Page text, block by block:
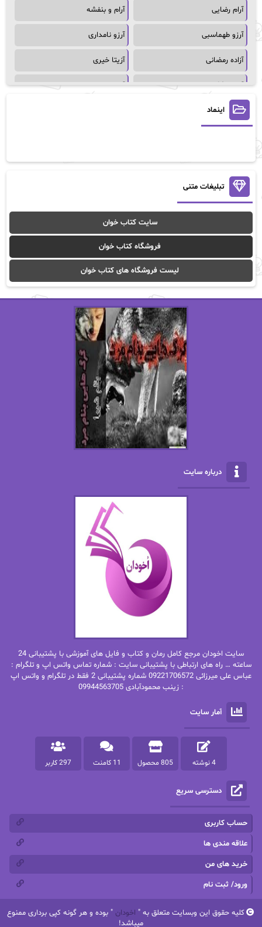
آرام رضایی آرام و بنفشه
آرزو طهماسبی آرزو نامداری
آزاده رمضانی آزیتا خیری
آسمان64 آسمان۶۵
آسیه احمدی
آن ماری سلینکو آنا تاد
آنالیا
آوا موسوی آیدا (Aixi)
آیدا باقری آیسان صادقی
ا_اصغر زاده ا_اصغرزاده
اریک مورگنشترن از نیلوفر لاری
استل مسکم
اصغر زاده
اکرم محمدی
الف صاد
الکساندر دوما
الناز پاکپور‌
الناز محمدی
امیر فرهی
باران
بهار سلطانی
بهاره شیرازی
بهاره.م
بیتا فرخی
پاتریشیا ویلسون پرتو فرهمند
پرستو اسحقی
پرستو مهاجر
پرهام رسولی
پروانه قدیمی پروانه محمدی
پریسا شکور(طوفان خاموش)
پنلوپه وارد
تاران
ترنم.25
ثمین سرابی جان فاولز
اینماد
تبلیغات متنی
سایت کتاب خوان
فروشگاه کتاب خوان
لیست فروشگاه های کتاب خوان
درباره سایت
سایت اخودان مرجع کامل رمان و کتاب و فایل های آموزشی با پشتیبانی 24
ساعته … راه های ارتباطی با پشتیبانی سایت : شماره تماس واتس اپ و تلگرام :
عباس علی میرزائی 09221706572 شماره پشتیبانی 2 فقط در تلگرام و واتس اپ
: زینب محمودآبادی 09944563705
آمار سایت
4 نوشته 805 محصول 11 کامنت 297 کاربر
دسترسی سریع
حساب کاربری
علاقه مندی ها
خرید های من
ورود/ ثبت نام
کلیه حقوق این وبسایت متعلق به " اخودان " بوده و هر گونه کپی برداری ممنوع
میباشد!